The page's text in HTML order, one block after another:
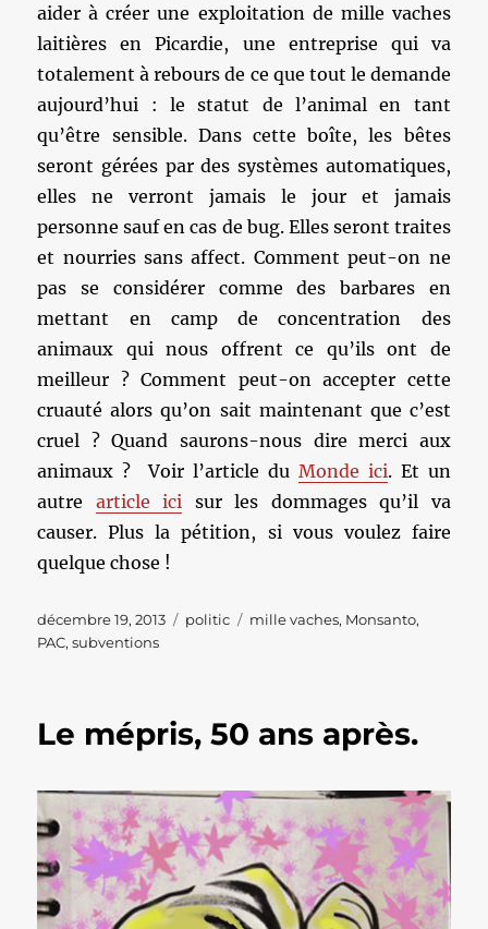
aider à créer une exploitation de mille vaches
laitières en Picardie, une entreprise qui va
totalement à rebours de ce que tout le demande
aujourd’hui : le statut de l’animal en tant
qu’être sensible. Dans cette boîte, les bêtes
seront gérées par des systèmes automatiques,
elles ne verront jamais le jour et jamais
personne sauf en cas de bug. Elles seront traites
et nourries sans affect. Comment peut-on ne
pas se considérer comme des barbares en
mettant en camp de concentration des
animaux qui nous offrent ce qu’ils ont de
meilleur ? Comment peut-on accepter cette
cruauté alors qu’on sait maintenant que c’est
cruel ? Quand saurons-nous dire merci aux
animaux ? Voir l’article du Monde ici. Et un
autre article ici sur les dommages qu’il va
causer. Plus la pétition, si vous voulez faire
quelque chose !
Publié
le
décembre 19, 2013 Catégories
politic Étiquettes
mille vaches, Monsanto,
PAC,subventions
Le mépris, 50 ans après.